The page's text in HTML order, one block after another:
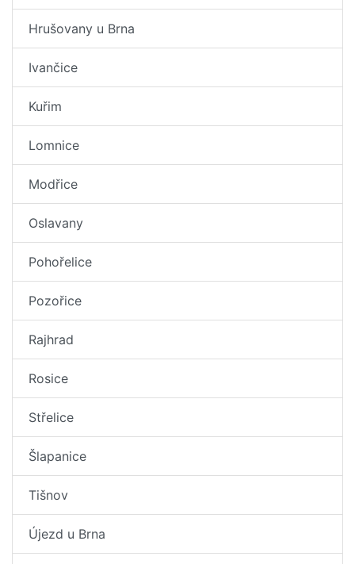
Hrušovany u Brna
Ivančice
Kuřim
Lomnice
Modřice
Oslavany
Pohořelice
Pozořice
Rajhrad
Rosice
Střelice
Šlapanice
Tišnov
Újezd u Brna